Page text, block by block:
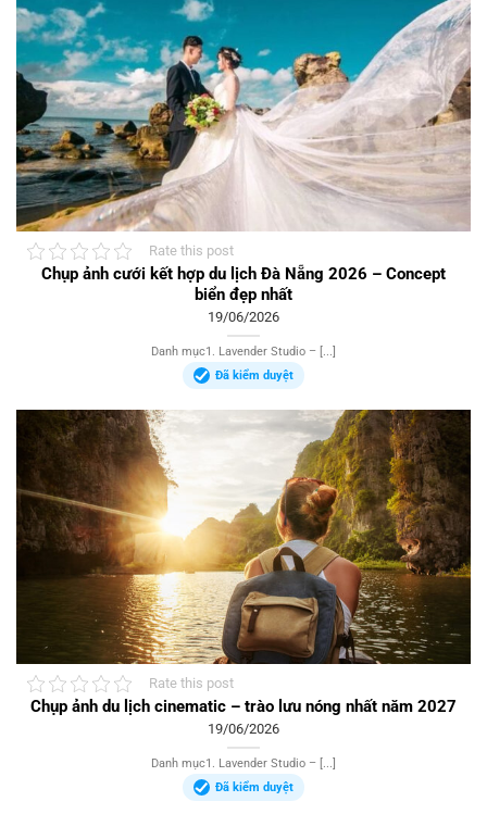
Rate this post
Chụp ảnh cưới kết hợp du lịch Đà Nẵng 2026 – Concept
biển đẹp nhất
19/06/2026
Danh mục1. Lavender Studio – [...]
Đã kiểm duyệt
Rate this post
Chụp ảnh du lịch cinematic – trào lưu nóng nhất năm 2027
19/06/2026
Danh mục1. Lavender Studio – [...]
Đã kiểm duyệt